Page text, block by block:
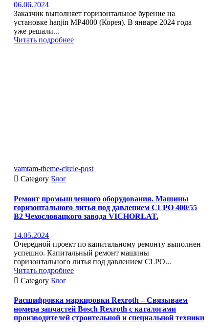
06.06.2024
Заказчик выполняет горизонтальное бурение на
установке hanjin MP4000 (Корея). В январе 2024 года
уже решали...
Читать подробнее
vamtam-theme-circle-post
 Category Блог
Ремонт промышленного оборудования. Машины
горизонтального литья под давлением CLPO 400/55
B2 Чехословацкого завода VICHORLAT.
14.05.2024
Очередной проект по капитальному ремонту выполнен
успешно. Капитальный ремонт машины
горизонтального литья под давлением CLPO...
Читать подробнее
 Category Блог
Расшифровка маркировки Rexroth – Связываем
номера запчастей Bosch Rexroth с каталогами
производителей строительной и специальной техники